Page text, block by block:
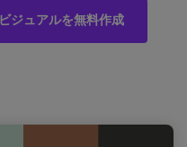
ジュアルを無料作成